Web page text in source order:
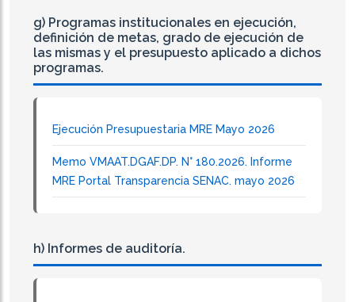
g) Programas institucionales en ejecución,
definición de metas, grado de ejecución de
las mismas y el presupuesto aplicado a dichos
programas.
Ejecución Presupuestaria MRE Mayo 2026
Memo VMAAT.DGAF.DP. N° 180.2026. Informe
MRE Portal Transparencia SENAC. mayo 2026
h) Informes de auditoría.